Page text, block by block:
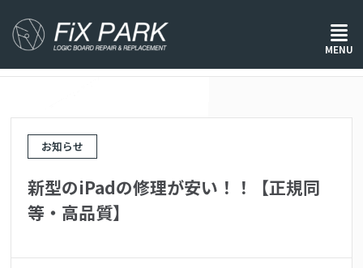
MENU
ホーム/ お知らせ/
お知らせ
新型のiPadの修理が安い！！【正規同
等・高品質】